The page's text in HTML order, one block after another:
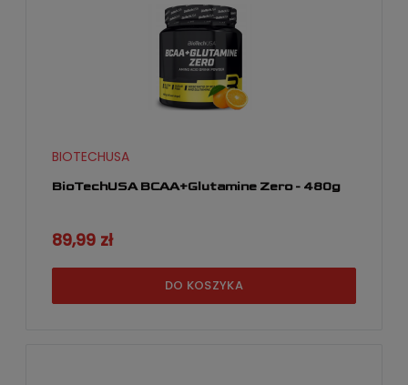
BioTechUSA BCAA+Glutamine Zero - 480g
BIOTECHUSA
89,99 zł
DO KOSZYKA